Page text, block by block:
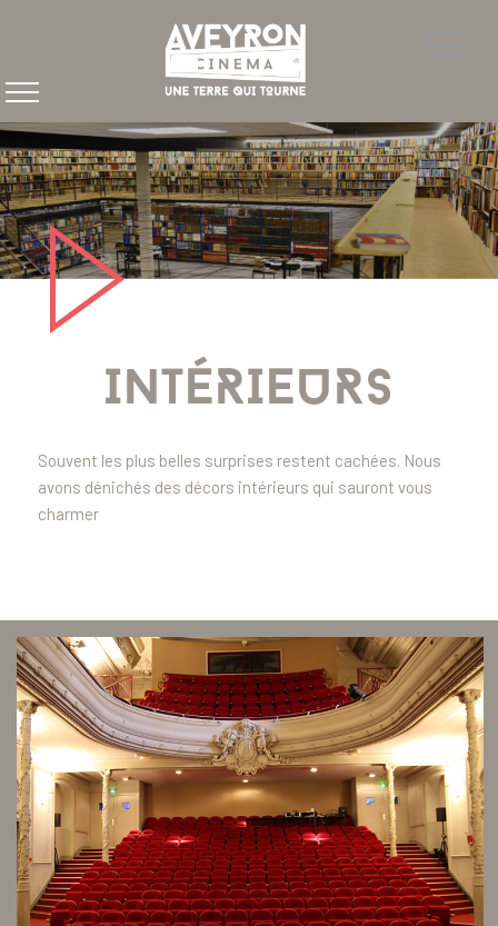
INTÉRIEURS
Souvent les plus belles surprises restent cachées. Nous
avons dénichés des décors intérieurs qui sauront vous
charmer